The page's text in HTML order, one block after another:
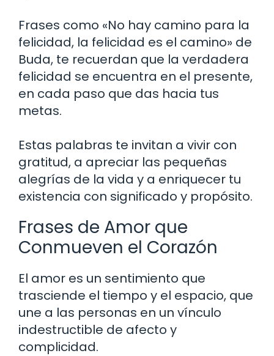
Frases como «No hay camino para la
felicidad, la felicidad es el camino» de
Buda, te recuerdan que la verdadera
felicidad se encuentra en el presente,
en cada paso que das hacia tus
metas.
Estas palabras te invitan a vivir con
gratitud, a apreciar las pequeñas
alegrías de la vida y a enriquecer tu
existencia con significado y propósito.
Frases de Amor que
Conmueven el Corazón
El amor es un sentimiento que
trasciende el tiempo y el espacio, que
une a las personas en un vínculo
indestructible de afecto y
complicidad.